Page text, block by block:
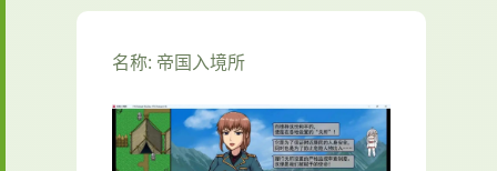
名称: 帝国入境所